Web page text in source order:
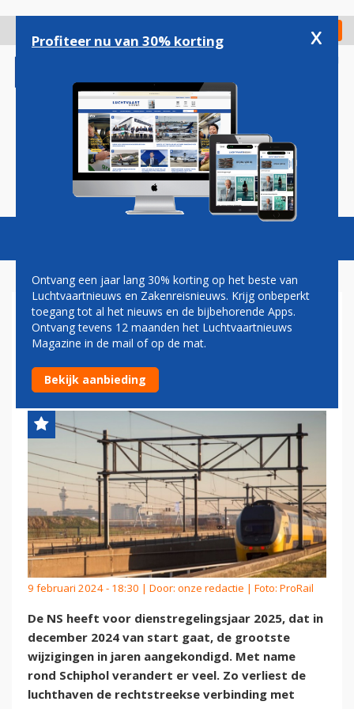
gaan
Check in
Magazine Podcasts Vacatures
DIENSTREGELING STATION
SCHIPHOL VOLLEDIG OP DE
SCHOP: DIT VERANDERT ER
9 februari 2024 - 18:30 | Door: onze redactie | Foto: ProRail
De NS heeft voor dienstregelingsjaar 2025, dat in
december 2024 van start gaat, de grootste
wijzigingen in jaren aangekondigd. Met name
rond Schiphol verandert er veel. Zo verliest de
luchthaven de rechtstreekse verbinding met
Profiteer nu van 30% korting x
Ontvang een jaar lang 30% korting op het beste van
Luchtvaartnieuws en Zakenreisnieuws. Krijg onbeperkt
toegang tot al het nieuws en de bijbehorende Apps.
Ontvang tevens 12 maanden het Luchtvaartnieuws
Magazine in de mail of op de mat.
Bekijk aanbieding